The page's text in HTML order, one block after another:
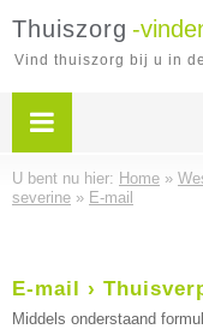
Thuiszorg -
Vind thuiszorg bij u in
U bent nu hier: Home »
severine » E-mail
E-mail ›
Middels onderstaand